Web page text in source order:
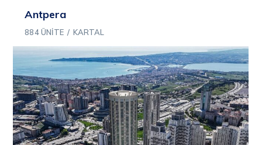
Antpera
884 ÜNITE / KARTAL